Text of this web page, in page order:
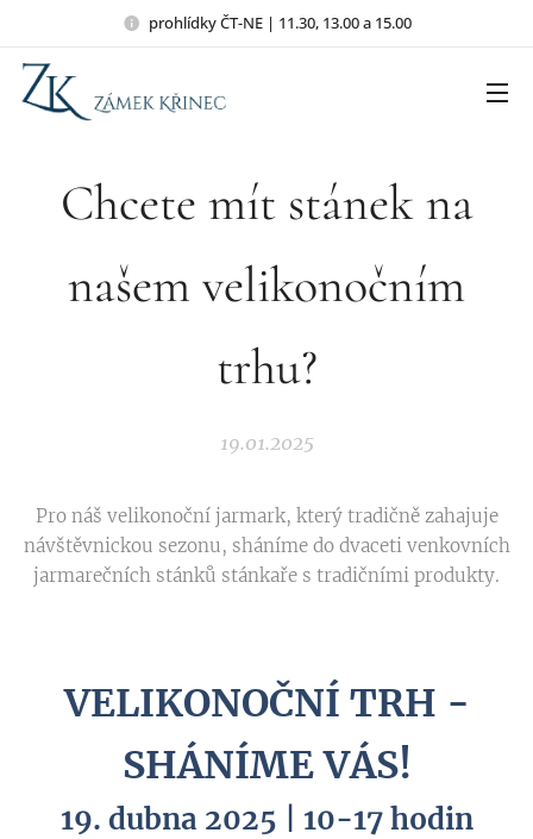
prohlídky ČT-NE | 11.30, 13.00 a 15.00
Chcete mít stánek na
našem velikonočním
trhu?
19.01.2025
Pro náš velikonoční jarmark, který tradičně zahajuje
návštěvnickou sezonu, sháníme do dvaceti venkovních
jarmarečních stánků stánkaře s tradičními produkty.
VELIKONOČNÍ TRH -
SHÁNÍME VÁS!
19. dubna 2025 | 10-17 hodin